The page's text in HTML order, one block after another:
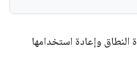
النطاق وإعادة استخدامها